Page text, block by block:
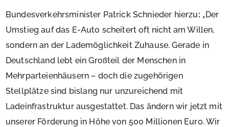
Bundesverkehrsminister Patrick Schnieder hierzu: „Der
Umstieg auf das E-Auto scheitert oft nicht am Willen,
sondern an der Lademöglichkeit Zuhause. Gerade in
Deutschland lebt ein Großteil der Menschen in
Mehrparteienhäusern – doch die zugehörigen
Stellplätze sind bislang nur unzureichend mit
Ladeinfrastruktur ausgestattet. Das ändern wir jetzt mit
unserer Förderung in Höhe von 500 Millionen Euro. Wir